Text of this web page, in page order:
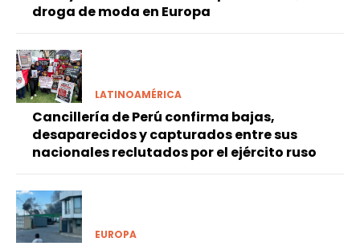
droga de moda en Europa
LATINOAMÉRICA
Cancillería de Perú confirma bajas,
desaparecidos y capturados entre sus
nacionales reclutados por el ejército ruso
EUROPA